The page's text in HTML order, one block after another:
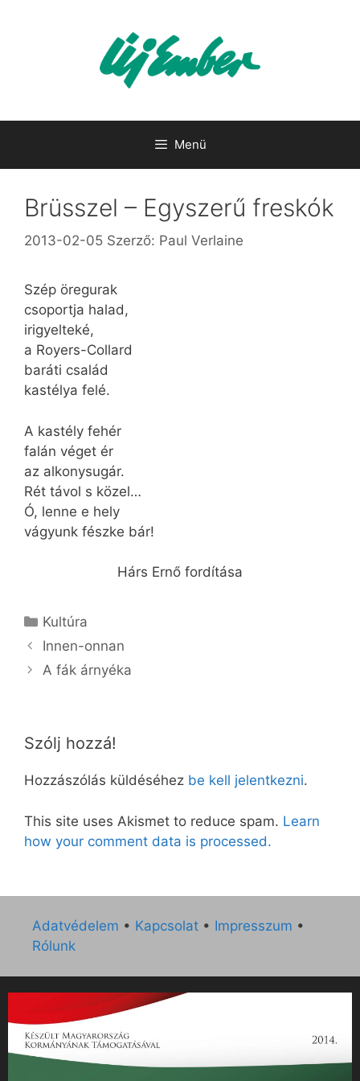
Menü
Brüsszel – Egyszerű freskók
2013-02-05 Szerző: Paul Verlaine
Szép öregurak
csoportja halad,
irigyelteké,
a Royers-Collard
baráti család
kastélya felé.
A kastély fehér
falán véget ér
az alkonysugár.
Rét távol s közel…
Ó, lenne e hely
vágyunk fészke bár!
Hárs Ernő fordítása
Kategória
Kultúra
Innen-onnan
A fák árnyéka
Szólj hozzá!
Hozzászólás küldéséhez be kell jelentkezni.
This site uses Akismet to reduce spam. Learn
how your comment data is processed.
Adatvédelem • Kapcsolat • Impresszum •
Rólunk